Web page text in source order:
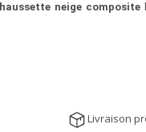
neige composite
Livraison